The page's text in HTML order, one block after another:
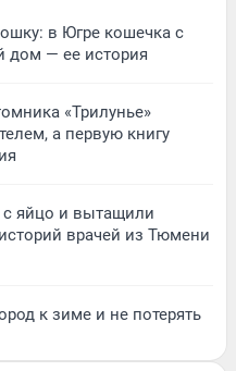
в Югре кошечка с
дом — ее история
«Трилунье»
а первую книгу
яйцо и вытащили
врачей из Тюмени
к зиме и не потерять